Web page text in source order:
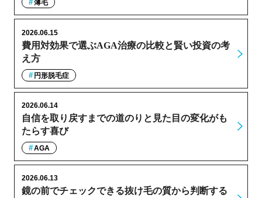
薄毛
費用対効果で選ぶAGA治療の比較と賢い投資の考
え方
2026.06.15
円形脱毛症
自信を取り戻すまでの道のりと見た目の変化がも
たらす喜び
2026.06.14
AGA
鏡の前でチェックできる抜け毛の質から判断する
2026.06.13